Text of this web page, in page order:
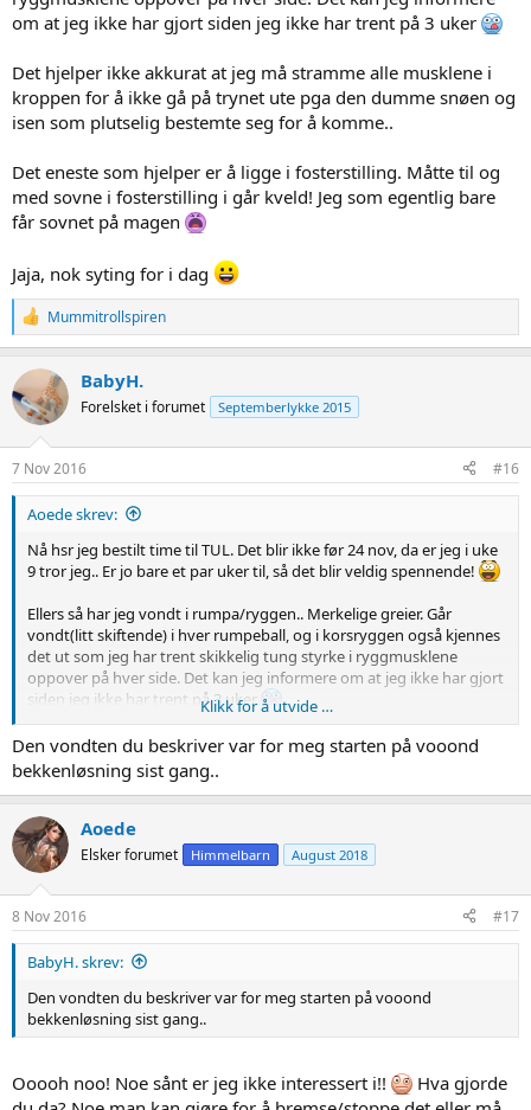
om at jeg ikke har gjort siden jeg ikke har trent på 3 uker
Det hjelper ikke akkurat at jeg må stramme alle musklene i
kroppen for å ikke gå på trynet ute pga den dumme snøen og
isen som plutselig bestemte seg for å komme..
Det eneste som hjelper er å ligge i fosterstilling. Måtte til og
med sovne i fosterstilling i går kveld! Jeg som egentlig bare
får sovnet på magen
Jaja, nok syting for i dag
R
e
a
c
t
i
o
n
s
:
Mummitrollspiren
BabyH.
Forelsket i forumet Septemberlykke 2015
7 Nov 2016 #16
Aoede skrev:
Nå hsr jeg bestilt time til TUL. Det blir ikke før 24 nov, da er jeg i uke
9 tror jeg.. Er jo bare et par uker til, så det blir veldig spennende!
Ellers så har jeg vondt i rumpa/ryggen.. Merkelige greier. Går
vondt(litt skiftende) i hver rumpeball, og i korsryggen også kjennes
det ut som jeg har trent skikkelig tung styrke i ryggmusklene
oppover på hver side. Det kan jeg informere om at jeg ikke har gjort
siden jeg ikke har trent på 3 uker
Det hjelper ikke akkurat at jeg må stramme alle musklene i kroppen
for å ikke gå på trynet ute pga den dumme snøen og isen som
plutselig bestemte seg for å komme..
Det eneste som hjelper er å ligge i fosterstilling. Måtte til og med
sovne i fosterstilling i går kveld! Jeg som egentlig bare får sovnet på
magen
Jaja, nok syting for i dag
Klikk for å utvide …
Den vondten du beskriver var for meg starten på vooond
bekkenløsning sist gang..
Aoede
Elsker forumet Himmelbarn August 2018
8 Nov 2016 #17
BabyH. skrev:
Den vondten du beskriver var for meg starten på vooond
bekkenløsning sist gang..
Ooooh noo! Noe sånt er jeg ikke interessert i!!
Hva gjorde